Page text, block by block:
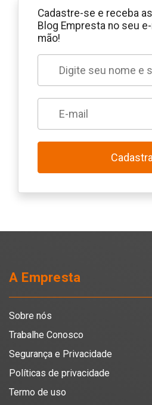
Cadastre-se e receba
Blog Empresta no seu
mão!
A Empresta
Sobre nós
Trabalhe Conosco
Segurança e Privacidade
Políticas de privacidade
Termo de uso